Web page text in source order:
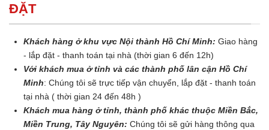
ĐẶT
Khách hàng ở khu vực Nội thành Hồ Chí Minh: Giao hàng
- lắp đặt - thanh toán tại nhà (thời gian 6 đến 12h)
Với khách mua ở tỉnh và các thành phố lân cận Hồ Chí
Minh: Chúng tôi sẽ trực tiếp vận chuyển, lắp đặt - thanh toán
tại nhà ( thời gian 24 đến 48h )
Khách mua hàng ở tỉnh, thành phố khác thuộc Miền Bắc,
Miền Trung, Tây Nguyên: Chúng tôi sẽ gửi hàng thông qua